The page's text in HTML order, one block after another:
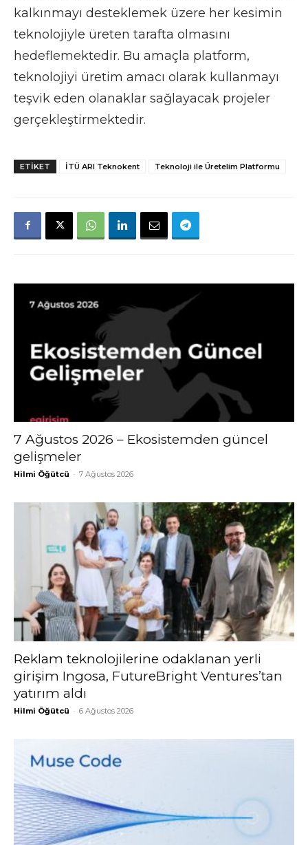
kalkınmayı desteklemek üzere her kesimin
teknolojiyle üreten tarafta olmasını
hedeflemektedir. Bu amaçla platform,
teknolojiyi üretim amacı olarak kullanmayı
teşvik eden olanaklar sağlayacak projeler
gerçekleştirmektedir.
ETIKET İTÜ ARI Teknokent Teknoloji ile Üretelim Platformu
7 Ağustos 2026 – Ekosistemden güncel
gelişmeler
Hilmi Öğütcü - 7 Ağustos 2026
Reklam teknolojilerine odaklanan yerli
girişim Ingosa, FutureBright Ventures’tan
yatırım aldı
Hilmi Öğütcü - 6 Ağustos 2026